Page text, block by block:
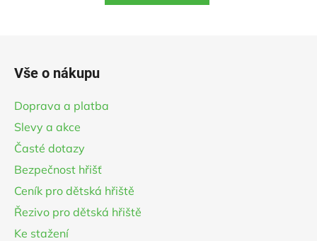
Vše o nákupu
Doprava a platba
Slevy a akce
Časté dotazy
Bezpečnost hřišť
Ceník pro dětská hřiště
Řezivo pro dětská hřiště
Ke stažení